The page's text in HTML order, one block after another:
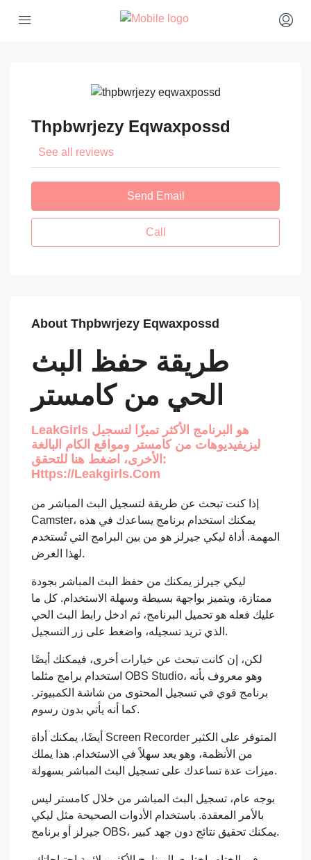
Thpbwrjezy Eqwaxpossd
See all reviews
Send Email
Call
About Thpbwrjezy Eqwaxpossd
طريقة حفظ البث
الحي من كامستر
LeakGirls هو البرنامج الأكثر تميزًا لتسجيل
ليزيفيديوهات من كامستر ومواقع الكام البالغة
الأخرى، اضغط هنا للتحقق:
Https://leakgirls.com
إذا كنت تبحث عن طريقة لتسجيل البث المباشر من
Camster، يمكنك استخدام برنامج يساعدك في هذه
المهمة. أداة ليكي جيرلز هو من بين البرامج التي تُستخدم
لهذا الغرض.
ليكي جيرلز يمكنك من حفظ البث المباشر بجودة
ممتازة، ويتميز بواجهة بسيطة وسهلة الاستخدام. كل ما
عليك فعله هو تحميل البرنامج، ثم ادخل رابط البث الحي
الذي تريد تسجيله، واضغط على زر التسجيل.
لكن، إن كانت تبحث عن خيارات أخرى، فيمكنك أيضًا
استخدام برامج مثلما OBS Studio، وهو معروف بأنه
برنامج قوي في تسجيل المحتوى من شاشة الكمبيوتر.
كما أنه يأتي بدون رسوم.
أيضًا، يمكنك أداة Screen Recorder المتوفر على الكثير
من الأنظمة، وهو يعد سهلاً في الاستخدام. هذا يملك
ميزات عدة تساعدك على تسجيل البث المباشر بسهولة.
بوجه عام، تسجيل البث المباشر من خلال كامستر ليس
بالأمر المعقدة. باستخدام الأدوات الصحيحة مثل ليكي
جيرلز أو برنامج OBS، يمكنك تحقيق نتائج دون جهد كبير.